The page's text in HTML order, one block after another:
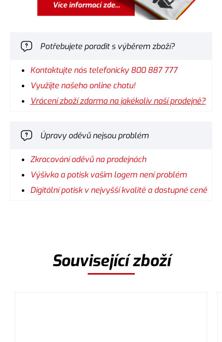
Potřebujete poradit s výběrem zboží?
Kontaktujte nás telefonicky 800 887 777
Využijte našeho online chatu!
Vrácení zboží zdarma na jakékoliv naší prodejně?
Úpravy oděvů nejsou problém
Zkracování oděvů na prodejnách
Výšivka a potisk vašim logem není problém
Digitální potisk v nejvyšší kvalitě a dostupné ceně
Související zboží